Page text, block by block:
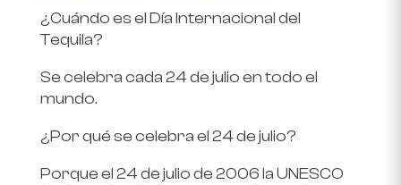
¿Cuándo es el Día Internacional del
Tequila?
Se celebra cada 24 de julio en todo el
mundo.
¿Por qué se celebra el 24 de julio?
Porque el 24 de julio de 2006 la UNESCO